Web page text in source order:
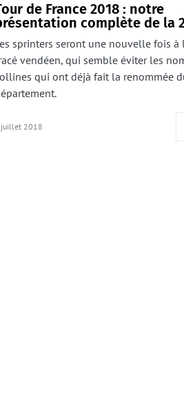
de France 2018 : notre
complète de la
sprinters seront une nouvelle fois à
vendéen, qui semble éviter les
qui ont déjà fait la renommée
2018